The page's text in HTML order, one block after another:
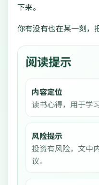
下来。
你有没有也在某一刻，
阅读提示
内容定位
读书心得，用于学
风险提示
投资有风险，文中
议。